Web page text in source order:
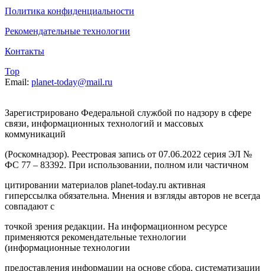
Политика конфиденциальности
Рекомендательные технологии
Контакты
Top
Email: planet-today@mail.ru
Зарегистрировано Федеральной службой по надзору в сфере
связи, информационных технологий и массовых
коммуникаций
(Роскомнадзор). Реестровая запись от 07.06.2022 серия ЭЛ №
ФС 77 – 83392. При использовании, полном или частичном
цитировании материалов planet-today.ru активная
гиперссылка обязательна. Мнения и взгляды авторов не всегда
совпадают с
точкой зрения редакции. На информационном ресурсе
применяются рекомендательные технологии
(информационные технологии
предоставления информации на основе сбора, систематизации